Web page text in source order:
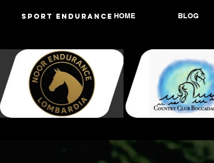
Sport endurANCE HOME BLOG